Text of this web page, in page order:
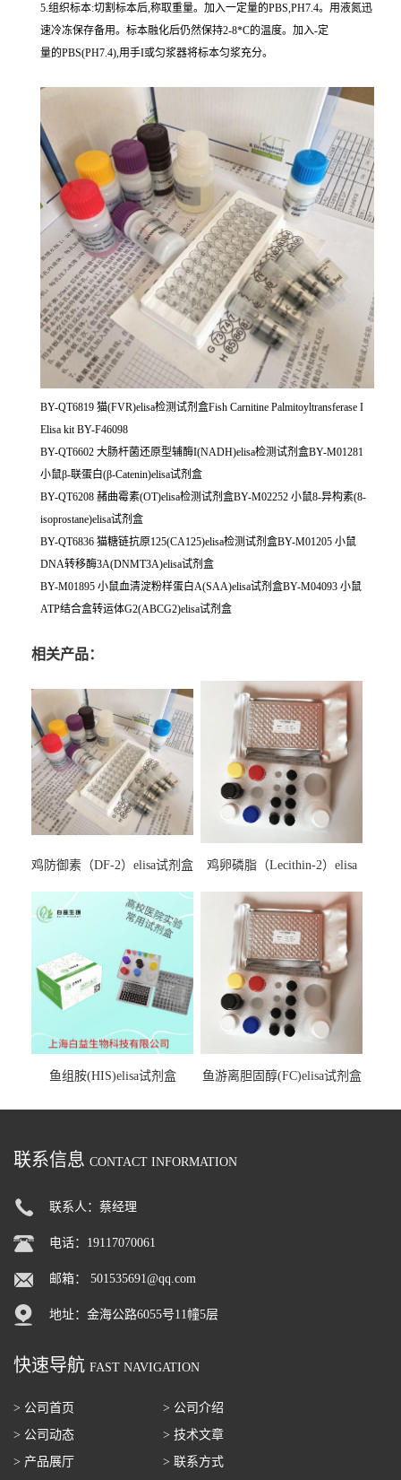
5.组织标本:切割标本后,称取重量。加入一定量的PBS,PH7.4。用液氮迅
速冷冻保存备用。标本融化后仍然保持2-8*C的温度。加入-定
量的PBS(PH7.4),用手I或匀浆器将标本匀浆充分。
BY-QT6819 猫(FVR)elisa检测试剂盒Fish Carnitine Palmitoyltransferase I
Elisa kit BY-F46098
BY-QT6602 大肠杆菌还原型辅酶I(NADH)elisa检测试剂盒BY-M01281
小鼠β-联蛋白(β-Catenin)elisa试剂盒
BY-QT6208 赭曲霉素(OT)elisa检测试剂盒BY-M02252 小鼠8-异构素(8-
isoprostane)elisa试剂盒
BY-QT6836 猫糖链抗原125(CA125)elisa检测试剂盒BY-M01205 小鼠
DNA转移酶3A(DNMT3A)elisa试剂盒
BY-M01895 小鼠血清淀粉样蛋白A(SAA)elisa试剂盒BY-M04093 小鼠
ATP结合盒转运体G2(ABCG2)elisa试剂盒
相关产品：
鸡防御素（DF-2）elisa试剂盒
鸡卵磷脂（Lecithin-2）elisa
鱼组胺(HIS)elisa试剂盒 鱼游离胆固醇(FC)elisa试剂盒
联系信息 CONTACT INFORMATION
联系人：蔡经理
电话：19117070061
邮箱： 501535691@qq.com
地址：金海公路6055号11幢5层
快速导航 FAST NAVIGATION
> 公司首页
> 公司介绍
> 公司动态
> 技术文章
> 产品展厅
> 联系方式